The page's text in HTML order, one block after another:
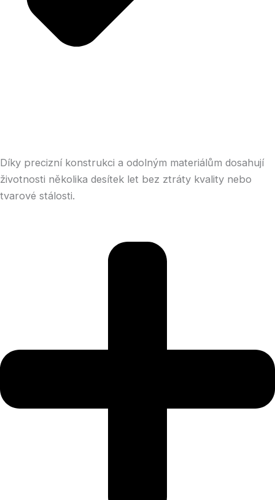
Díky precizní konstrukci a odolným materiálům dosahují
životnosti několika desítek let bez ztráty kvality nebo
tvarové stálosti.